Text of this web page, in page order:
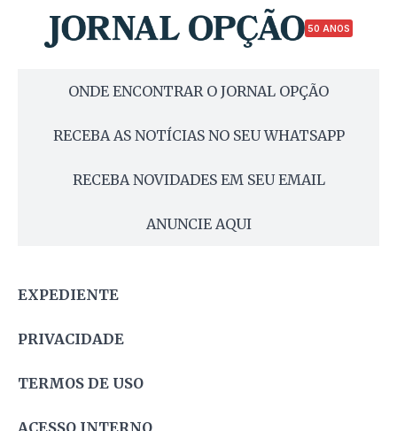
50 ANOS
ONDE ENCONTRAR O JORNAL OPÇÃO
RECEBA AS NOTÍCIAS NO SEU WHATSAPP
RECEBA NOVIDADES EM SEU EMAIL
ANUNCIE AQUI
EXPEDIENTE
PRIVACIDADE
TERMOS DE USO